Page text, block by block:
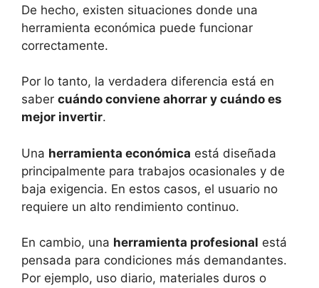
De hecho, existen situaciones donde una
herramienta económica puede funcionar
correctamente.
Por lo tanto, la verdadera diferencia está en
saber cuándo conviene ahorrar y cuándo es
mejor invertir.
Una herramienta económica está diseñada
principalmente para trabajos ocasionales y de
baja exigencia. En estos casos, el usuario no
requiere un alto rendimiento continuo.
En cambio, una herramienta profesional está
pensada para condiciones más demandantes.
Por ejemplo, uso diario, materiales duros o